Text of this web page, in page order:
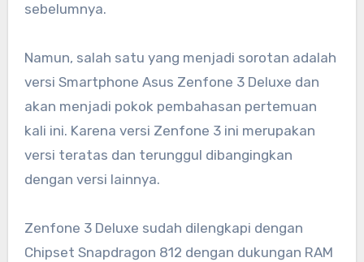
sebelumnya.
Namun, salah satu yang menjadi sorotan adalah
versi Smartphone Asus Zenfone 3 Deluxe dan
akan menjadi pokok pembahasan pertemuan
kali ini. Karena versi Zenfone 3 ini merupakan
versi teratas dan terunggul dibangingkan
dengan versi lainnya.
Zenfone 3 Deluxe sudah dilengkapi dengan
Chipset Snapdragon 812 dengan dukungan RAM